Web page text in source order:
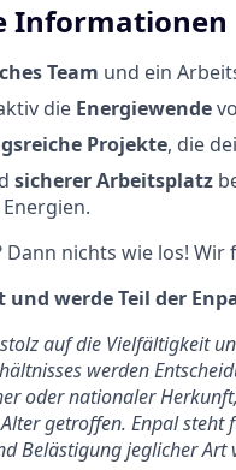
Informationen
Team und ein
die Energiewende
Projekte, die
sicherer Arbeitsplatz
Dann nichts wie los!
werde Teil der
auf die Vielfältigkeit
werden
oder nationaler
getroffen. Enpal
Belästigung jeglicher Art